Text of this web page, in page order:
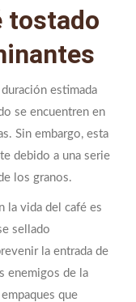
tostado
estimada
se encuentren en
Sin embargo, esta
debido a una serie
los granos.
la vida del café es
sellado
la entrada de
enemigos de la
que